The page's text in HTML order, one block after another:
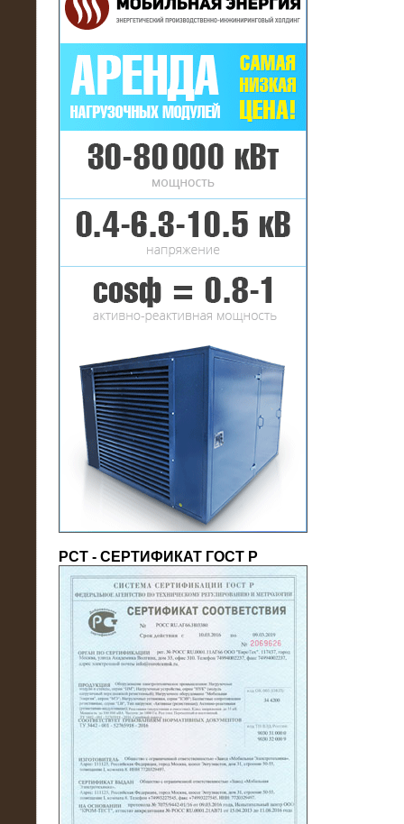
16.01.2017
Аренда нагрузочного комплекса 22
МВт (10 кВ) на газовое
месторождение
17.10.2016
Резистивный высоковольтный
нагрузочный модуль 5 МВт
(напряжение 6/10 кВ)
21.08.2016
На производственное предприятие
модули 20 МВт (0,4 кВ)
РСТ - СЕРТИФИКАТ ГОСТ Р